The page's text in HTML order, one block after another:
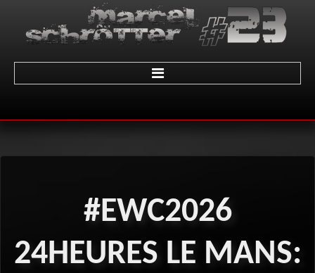
Home
02 - Sachsenring
#EWC2026
24HEURES LE MANS: